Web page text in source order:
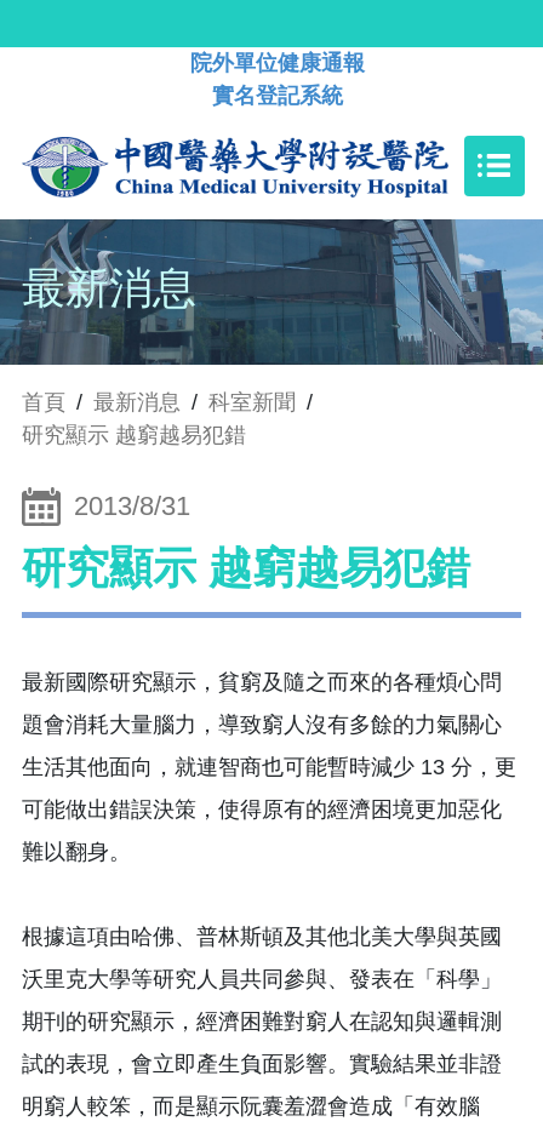
院外單位健康通報
實名登記系統
最新消息
首頁 / 最新消息 / 科室新聞 /
研究顯示 越窮越易犯錯
2013/8/31
研究顯示 越窮越易犯錯
最新國際研究顯示，貧窮及隨之而來的各種煩心問
題會消耗大量腦力，導致窮人沒有多餘的力氣關心
生活其他面向，就連智商也可能暫時減少 13 分，更
可能做出錯誤決策，使得原有的經濟困境更加惡化
難以翻身。
根據這項由哈佛、普林斯頓及其他北美大學與英國
沃里克大學等研究人員共同參與、發表在「科學」
期刊的研究顯示，經濟困難對窮人在認知與邏輯測
試的表現，會立即產生負面影響。實驗結果並非證
明窮人較笨，而是顯示阮囊羞澀會造成「有效腦